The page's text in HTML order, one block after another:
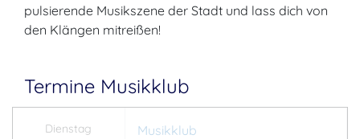
pulsierende Musikszene der Stadt und lass dich von
den Klängen mitreißen!
Termine Musikklub
Dienstag
Musikklub